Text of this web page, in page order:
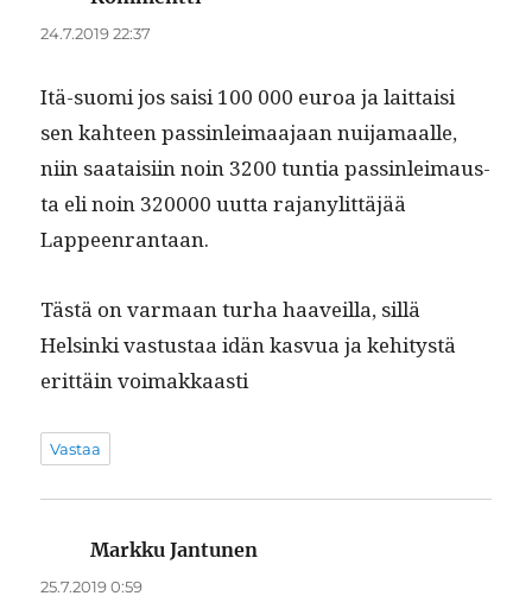
24.7.2019 22:37
Itä-suo­mi jos saisi 100 000 euroa ja lait­taisi
sen kah­teen passin­leimaa­jaan nui­ja­maalle,
niin saataisi­in noin 3200 tun­tia passin­leimaus­
ta eli noin 320000 uut­ta rajanylit­täjää
Lappeenrantaan.
Tästä on var­maan turha haaveil­la, sil­lä
Helsin­ki vas­tus­taa idän kasvua ja kehi­tys­tä
erit­täin voimakkaasti
Vastaa
Markku Jantunen
25.7.2019 0:59